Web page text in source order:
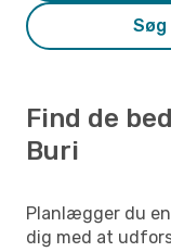
Find de
Buri
Planlægger du
dig med at